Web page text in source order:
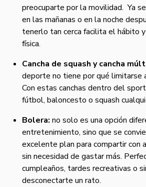
preocuparte por la movilidad. Ya
en las mañanas o en la noche
tenerlo tan cerca facilita el hábito
física.
Cancha de squash y cancha
deporte no tiene por qué limitarse
Con estas canchas dentro del
fútbol, baloncesto o squash
Bolera: no solo es una opción
entretenimiento, sino que se
excelente plan para compartir con
sin necesidad de gastar más.
cumpleaños, tardes recreativas o
desconectarte un rato.